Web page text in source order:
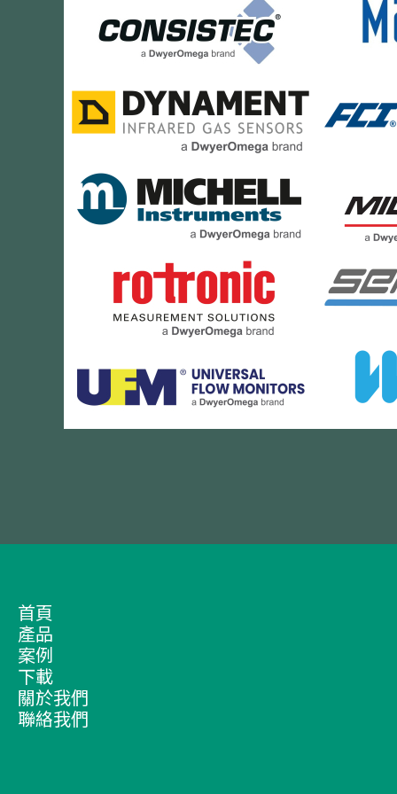
首頁
產品
案例
下載
關於我們
聯絡我們